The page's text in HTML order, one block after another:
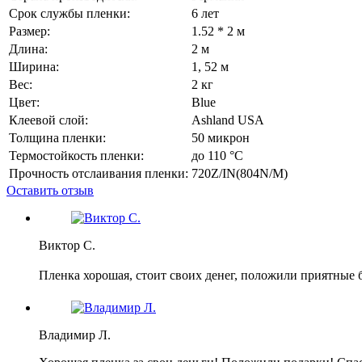
Срок службы пленки:
6 лет
Размер:
1.52 * 2 м
Длина:
2 м
Ширина:
1, 52 м
Вес:
2 кг
Цвет:
Blue
Клеевой слой:
Ashland USA
Толщина пленки:
50 микрон
Термостойкость пленки:
до 110 °C
Прочность отслаивания пленки: 720Z/IN(804N/M)
Оставить отзыв
Виктор С.
Пленка хорошая, стоит своих денег, положили приятные
Владимир Л.